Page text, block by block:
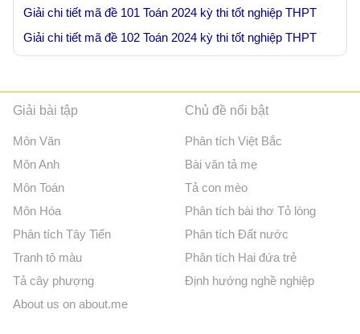
Giải chi tiết mã đề 101 Toán 2024 kỳ thi tốt nghiệp THPT
Giải chi tiết mã đề 102 Toán 2024 kỳ thi tốt nghiệp THPT
Giải bài tập
Môn Văn
Môn Anh
Môn Toán
Môn Hóa
Phân tích Tây Tiến
Tranh tô màu
Tả cây phượng
About us on about.me
Chủ đề nổi bật
Phân tích Việt Bắc
Bài văn tả mẹ
Tả con mèo
Phân tích bài thơ Tỏ lòng
Phân tích Đất nước
Phân tích Hai đứa trẻ
Định hướng nghề nghiệp